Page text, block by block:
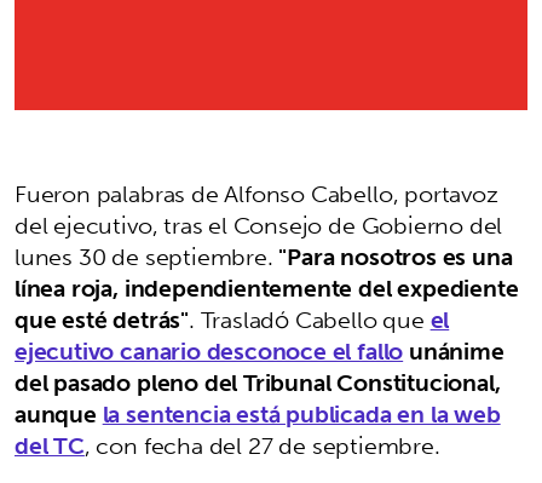
Fueron palabras de Alfonso Cabello, portavoz
del ejecutivo, tras el Consejo de Gobierno del
lunes 30 de septiembre."Para nosotros es una
línea roja, independientemente del expediente
que esté detrás". Trasladó Cabello queel
ejecutivo canario desconoce el fallounánime
del pasado pleno del Tribunal Constitucional,
aunquela sentencia está publicada en la web
del TC, con fecha del 27 de septiembre.